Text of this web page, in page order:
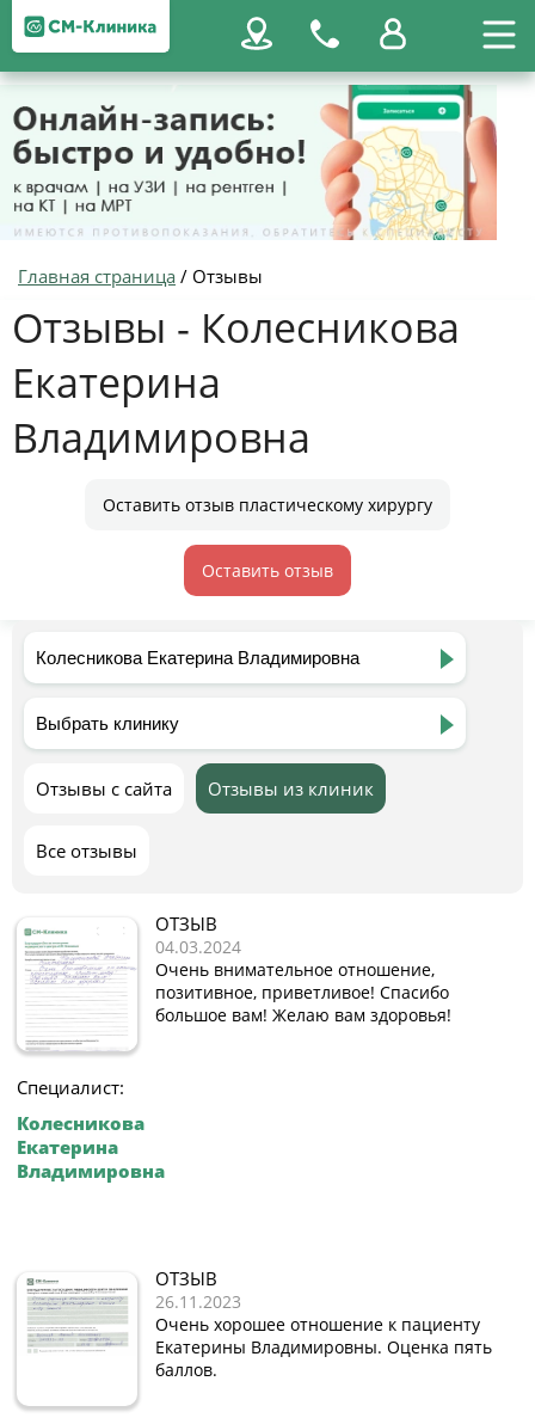
Главная страница / Отзывы
Отзывы - Колесникова
Екатерина
Владимировна
Оставить отзыв пластическому хирургу
Оставить отзыв
Отзывы с сайта Отзывы из клиник
Все отзывы
Специалист:
Колесникова
Екатерина
Владимировна
ОТЗЫВ
04.03.2024
Очень внимательное отношение,
позитивное, приветливое! Спасибо
большое вам! Желаю вам здоровья!
ОТЗЫВ
26.11.2023
Очень хорошее отношение к пациенту
Екатерины Владимировны. Оценка пять
баллов.